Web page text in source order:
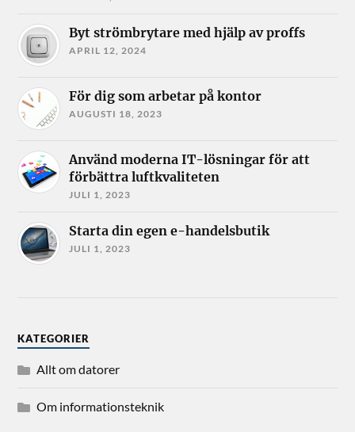
Byt strömbrytare med hjälp av proffs
APRIL 12, 2024
För dig som arbetar på kontor
AUGUSTI 18, 2023
Använd moderna IT-lösningar för att
förbättra luftkvaliteten
JULI 1, 2023
Starta din egen e-handelsbutik
JULI 1, 2023
KATEGORIER
Allt om datorer
Om informationsteknik